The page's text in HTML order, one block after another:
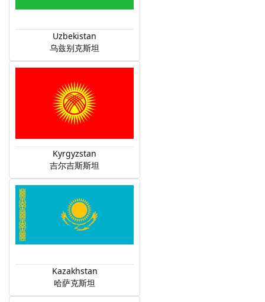
Uzbekistan
乌兹别克斯坦
Kyrgyzstan
吉尔吉斯斯坦
Kazakhstan
哈萨克斯坦